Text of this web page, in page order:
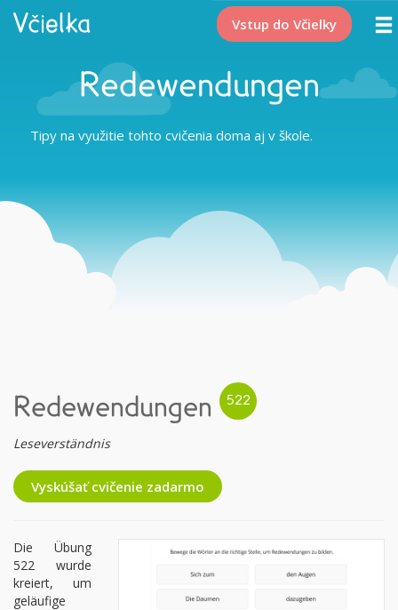
Vstup do Včielky
Redewendungen
Tipy na využitie tohto cvičenia doma aj v škole.
Redewendungen
Leseverständnis
Vyskúšať cvičenie zadarmo
Die Übung
522 wurde
kreiert, um
geläufige